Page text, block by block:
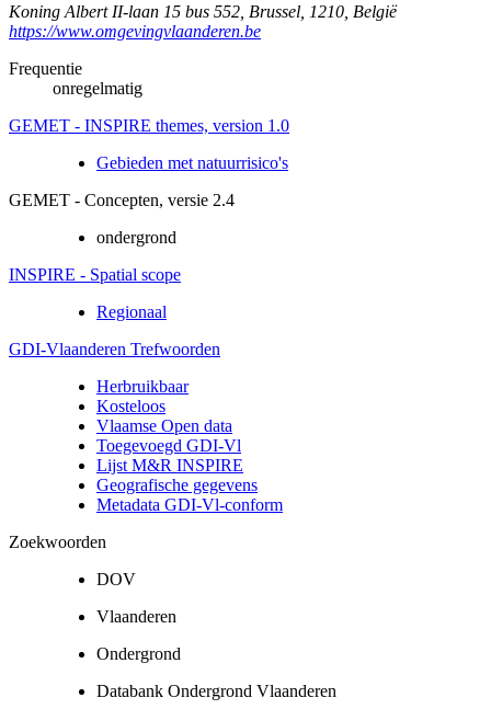
Koning Albert II-laan 15 bus 552 Brussel 1210 België
https://www.omgevingvlaanderen.be
Frequentie
onregelmatig
GEMET - INSPIRE themes, version 1.0
Gebieden met natuurrisico's
GEMET - Concepten, versie 2.4
ondergrond
INSPIRE - Spatial scope
Regionaal
GDI-Vlaanderen Trefwoorden
Herbruikbaar
Kosteloos
Vlaamse Open data
Toegevoegd GDI-Vl
Lijst M&R INSPIRE
Geografische gegevens
Metadata GDI-Vl-conform
Zoekwoorden
DOV
Vlaanderen
Ondergrond
Databank Ondergrond Vlaanderen